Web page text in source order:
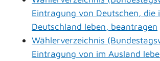
Eintragung von Deutschen, die
Deutschland leben, beantragen
Wählerverzeichnis
Eintragung von im Ausland